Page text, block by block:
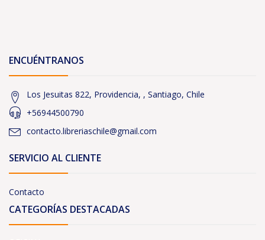
ENCUÉNTRANOS
Los Jesuitas 822, Providencia, , Santiago, Chile
+56944500790
contacto.libreriaschile@gmail.com
SERVICIO AL CLIENTE
Contacto
CATEGORÍAS DESTACADAS